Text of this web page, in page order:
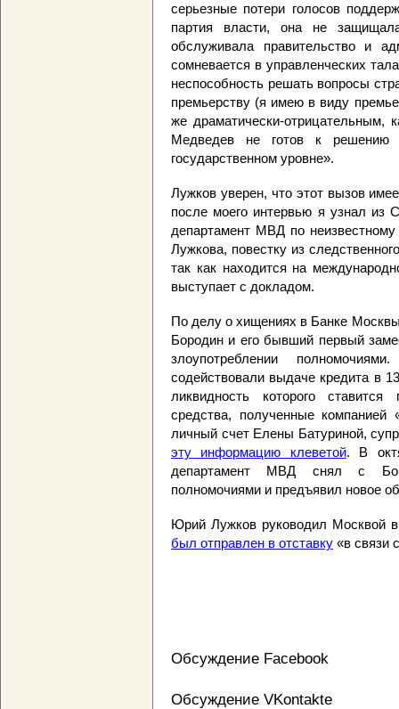
серьезные потери голосов
партия власти, она не
обслуживала правительство и
сомневается в управленческих
неспособность решать вопросы
премьерству (я имею в виду
же драматически-отрицательным,
Медведев не готов к решению
государственном уровне».
Лужков уверен, что этот вызов
после моего интервью я узнал из
департамент МВД по
Лужкова, повестку из
так как находится на
выступает с докладом.
По делу о хищениях в Банке
Бородин и его бывший первый
злоупотреблении
содействовали выдаче кредита в
ликвидность которого
средства, полученные
личный счет Елены Батуриной,
эту информацию клеветой. В
департамент МВД снял с
полномочиями и предъявил новое
Юрий Лужков руководил Москвой
был отправлен в отставку «в связи
Обсуждение Facebook
Обсуждение VKontakte